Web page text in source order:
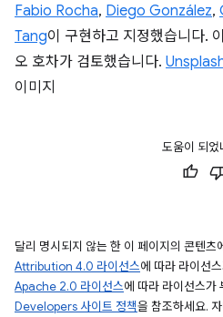
Fabio Rocha, Diego González,
Tang이 구현하고 지정했습니다.
오 호차가 검토했습니다.
이미지
도움이 되었
달리 명시되지 않는 한 이 페이지의 콘텐츠
Attribution 4.0 라이선스에 따라 라이선
Apache 2.0 라이선스에 따라 라이선스가
Developers 사이트 정책을 참조하세요.